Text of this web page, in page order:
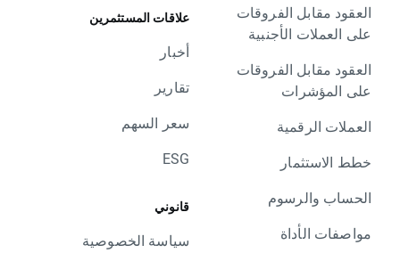
العقود مقابل الفروقات
على العملات الأجنبية
العقود مقابل الفروقات
على المؤشرات
العملات الرقمية
خطط الاستثمار
الحساب والرسوم
مواصفات الأداة
علاقات المستثمرين
أخبار
تقارير
سعر السهم
ESG
قانوني
سياسة الخصوصية